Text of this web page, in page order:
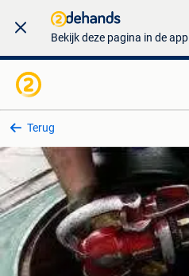
Bekijk deze pagina in de app
Terug